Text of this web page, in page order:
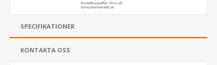
SPECIFIKATIONER
KONTAKTA OSS